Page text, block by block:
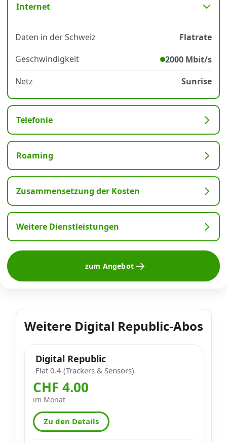
Internet
Daten in der Schweiz
Flatrate
Geschwindigkeit
2000 Mbit/s
Netz
Sunrise
Telefonie
Roaming
Zusammensetzung der Kosten
Weitere Dienstleistungen
zum Angebot
Weitere Digital Republic-Abos
Digital Republic
Flat 0.4 (Trackers & Sensors)
CHF 4.00
im Monat
Zu den Details